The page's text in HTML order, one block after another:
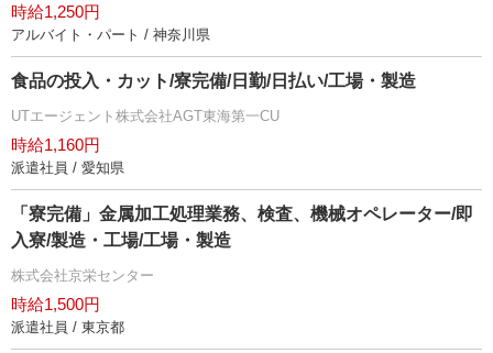
時給1,250円
アルバイト・パート / 神奈川県
食品の投入・カット/寮完備/日勤/日払い/工場・製造
UTエージェント株式会社AGT東海第一CU
時給1,160円
派遣社員 / 愛知県
「寮完備」金属加工処理業務、検査、機械オペレーター/即
入寮/製造・工場/工場・製造
株式会社京栄センター
時給1,500円
派遣社員 / 東京都